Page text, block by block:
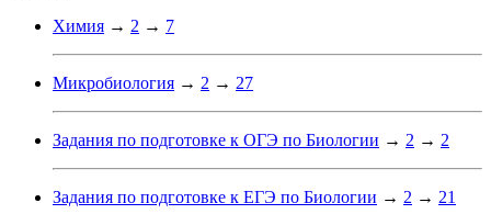
Химия → 2 → 7
Микробиология → 2 → 27
Задания по подготовке к ОГЭ по Биологии → 2 → 2
Задания по подготовке к ЕГЭ по Биологии → 2 → 21